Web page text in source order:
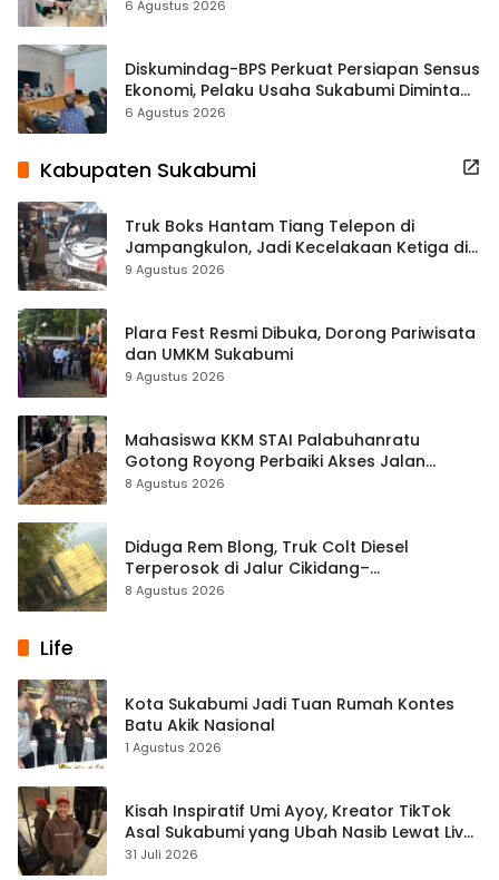
6 Agustus 2026
Diskumindag-BPS Perkuat Persiapan Sensus
Ekonomi, Pelaku Usaha Sukabumi Diminta
Terbuka Beri Data
6 Agustus 2026
Kabupaten Sukabumi
Truk Boks Hantam Tiang Telepon di
Jampangkulon, Jadi Kecelakaan Ketiga di
Titik yang Sama
9 Agustus 2026
Plara Fest Resmi Dibuka, Dorong Pariwisata
dan UMKM Sukabumi
9 Agustus 2026
Mahasiswa KKM STAI Palabuhanratu
Gotong Royong Perbaiki Akses Jalan
Majelis Ta’lim di Sagaranten
8 Agustus 2026
Diduga Rem Blong, Truk Colt Diesel
Terperosok di Jalur Cikidang–
Palabuhanratu
8 Agustus 2026
Life
Kota Sukabumi Jadi Tuan Rumah Kontes
Batu Akik Nasional
1 Agustus 2026
Kisah Inspiratif Umi Ayoy, Kreator TikTok
Asal Sukabumi yang Ubah Nasib Lewat Live
Streaming
31 Juli 2026